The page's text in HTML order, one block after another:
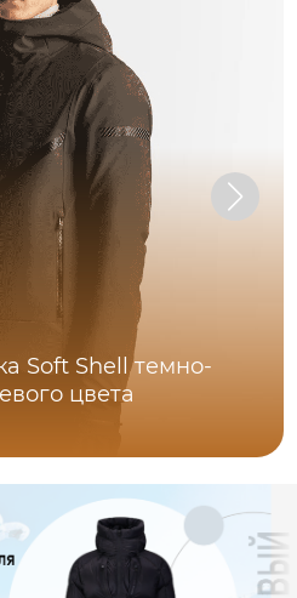
Soft Shell темно-
цвета